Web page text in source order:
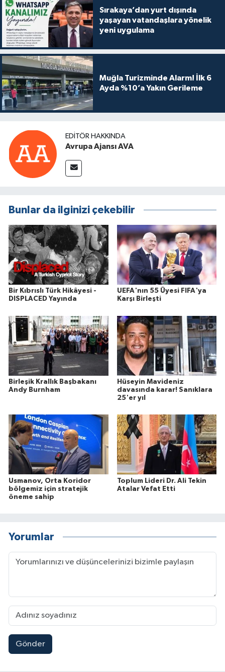
Sırakaya’dan yurt dışında
yaşayan vatandaşlara yönelik
yeni uygulama
Muğla Turizminde Alarm! İlk 6
Ayda %10’a Yakın Gerileme
EDITÖR HAKKINDA
Avrupa Ajansı AVA
Bunlar da ilginizi çekebilir
Bir Kıbrıslı Türk Hikâyesi -
DISPLACED Yayında
UEFA'nın 55 Üyesi FIFA'ya
Karşı Birleşti
Birleşik Krallık Başbakanı
Andy Burnham
Hüseyin Mavideniz
davasında karar! Sanıklara
25'er yıl
Usmanov, Orta Koridor
bölgemiz için stratejik
öneme sahip
Toplum Lideri Dr. Ali Tekin
Atalar Vefat Etti
Yorumlar
Gönder